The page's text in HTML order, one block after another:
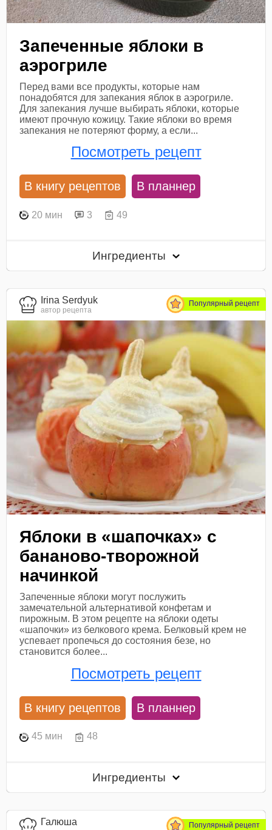
Запеченные яблоки в
аэрогриле
Перед вами все продукты, которые нам
понадобятся для запекания яблок в аэрогриле.
Для запекания лучше выбирать яблоки, которые
имеют прочную кожицу. Такие яблоки во время
запекания не потеряют форму, а если...
Посмотреть рецепт
В книгу рецептов В планнер
20 мин 3 49
Ингредиенты
Irina Serdyuk
автор рецепта
Популярный рецепт
Яблоки в «шапочках» с
бананово-творожной
начинкой
Запеченные яблоки могут послужить
замечательной альтернативой конфетам и
пирожным. В этом рецепте на яблоки одеты
«шапочки» из белкового крема. Белковый крем не
успевает пропечься до состояния безе, но
становится более...
Посмотреть рецепт
В книгу рецептов В планнер
45 мин 48
Ингредиенты
Галюша Популярный рецепт